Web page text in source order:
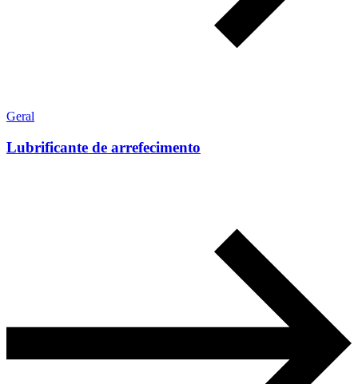
Geral
Lubrificante de arrefecimento